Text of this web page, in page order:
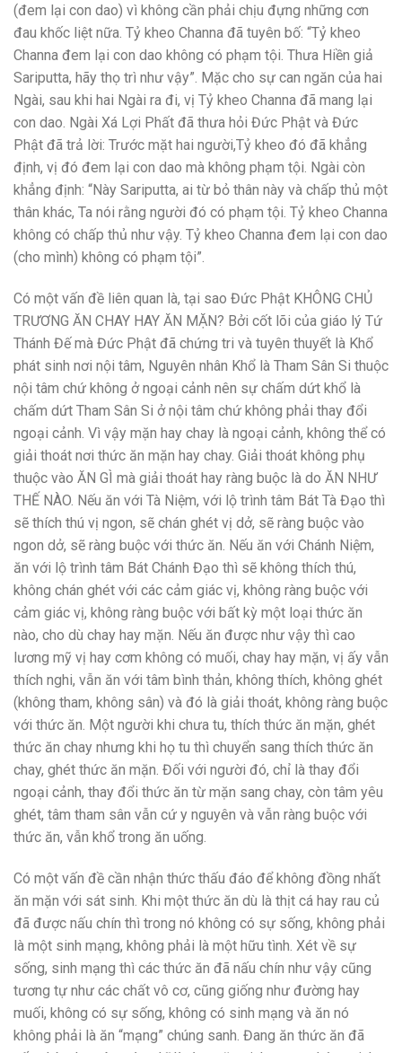
(đem lại con dao) vì không cần phải chịu đựng những cơn
đau khốc liệt nữa. Tỷ kheo Channa đã tuyên bố: “Tỷ kheo
Channa đem lại con dao không có phạm tội. Thưa Hiền giả
Sariputta, hãy thọ trì như vậy”. Mặc cho sự can ngăn của hai
Ngài, sau khi hai Ngài ra đi, vị Tỷ kheo Channa đã mang lại
con dao. Ngài Xá Lợi Phất đã thưa hỏi Đức Phật và Đức
Phật đã trả lời: Trước mặt hai người,Tỷ kheo đó đã khẳng
định, vị đó đem lại con dao mà không phạm tội. Ngài còn
khẳng định: “Này Sariputta, ai từ bỏ thân này và chấp thủ một
thân khác, Ta nói rằng người đó có phạm tội. Tỷ kheo Channa
không có chấp thủ như vậy. Tỷ kheo Channa đem lại con dao
(cho mình) không có phạm tội”.
Có một vấn đề liên quan là, tại sao Đức Phật KHÔNG CHỦ
TRƯƠNG ĂN CHAY HAY ĂN MẶN? Bởi cốt lõi của giáo lý Tứ
Thánh Đế mà Đức Phật đã chứng tri và tuyên thuyết là Khổ
phát sinh nơi nội tâm, Nguyên nhân Khổ là Tham Sân Si thuộc
nội tâm chứ không ở ngoại cảnh nên sự chấm dứt khổ là
chấm dứt Tham Sân Si ở nội tâm chứ không phải thay đổi
ngoại cảnh. Vì vậy mặn hay chay là ngoại cảnh, không thể có
giải thoát nơi thức ăn mặn hay chay. Giải thoát không phụ
thuộc vào ĂN GÌ mà giải thoát hay ràng buộc là do ĂN NHƯ
THẾ NÀO. Nếu ăn với Tà Niệm, với lộ trình tâm Bát Tà Đạo thì
sẽ thích thú vị ngon, sẽ chán ghét vị dở, sẽ ràng buộc vào
ngon dở, sẽ ràng buộc với thức ăn. Nếu ăn với Chánh Niệm,
ăn với lộ trình tâm Bát Chánh Đạo thì sẽ không thích thú,
không chán ghét với các cảm giác vị, không ràng buộc với
cảm giác vị, không ràng buộc với bất kỳ một loại thức ăn
nào, cho dù chay hay mặn. Nếu ăn được như vậy thì cao
lương mỹ vị hay cơm không có muối, chay hay mặn, vị ấy vẫn
thích nghi, vẫn ăn với tâm bình thản, không thích, không ghét
(không tham, không sân) và đó là giải thoát, không ràng buộc
với thức ăn. Một người khi chưa tu, thích thức ăn mặn, ghét
thức ăn chay nhưng khi họ tu thì chuyển sang thích thức ăn
chay, ghét thức ăn mặn. Đối với người đó, chỉ là thay đổi
ngoại cảnh, thay đổi thức ăn từ mặn sang chay, còn tâm yêu
ghét, tâm tham sân vẫn cứ y nguyên và vẫn ràng buộc với
thức ăn, vẫn khổ trong ăn uống.
Có một vấn đề cần nhận thức thấu đáo để không đồng nhất
ăn mặn với sát sinh. Khi một thức ăn dù là thịt cá hay rau củ
đã được nấu chín thì trong nó không có sự sống, không phải
là một sinh mạng, không phải là một hữu tình. Xét về sự
sống, sinh mạng thì các thức ăn đã nấu chín như vậy cũng
tương tự như các chất vô cơ, cũng giống như đường hay
muối, không có sự sống, không có sinh mạng và ăn nó
không phải là ăn “mạng” chúng sanh. Đang ăn thức ăn đã